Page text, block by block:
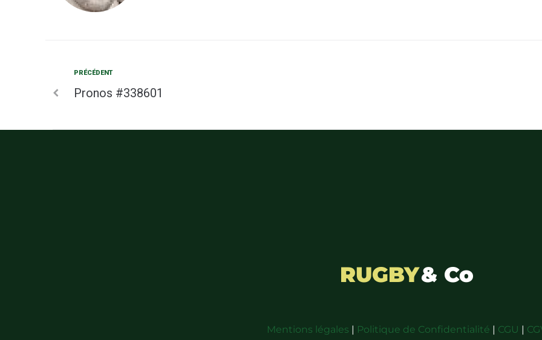
PRÉCÉDENT
Pronos #338601
RUGBY& Co
Mentions légales | Politique de Confidentialité | CGU |